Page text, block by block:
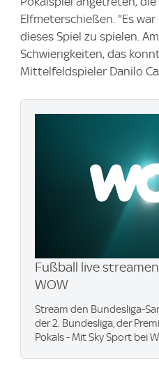
Elfmeterschießen. "Es
dieses Spiel zu spielen.
Schwierigkeiten, das
Mittelfeldspieler Danilo
Fußball live
WOW
Stream den Bundesliga-
der 2. Bundesliga, der
Pokals - Mit Sky Sport bei